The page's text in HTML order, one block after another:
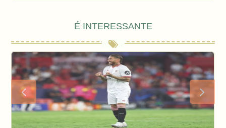
É INTERESSANTE